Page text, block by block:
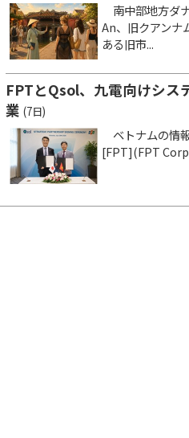
南中部地方ダ
An、旧クアンナ
ある旧市...
FPTとQsol、九電向けシス
業 (7日)
ベトナムの情
[FPT](FPT